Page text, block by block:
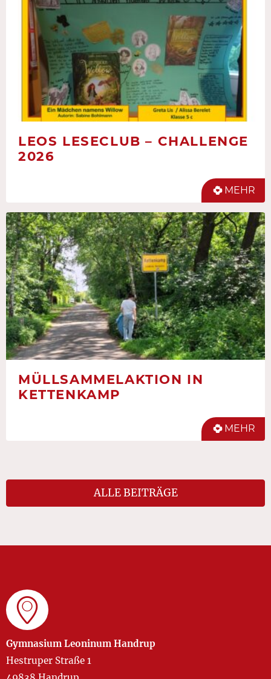
LEOS LESECLUB – CHALLENGE
2026
MEHR
MÜLLSAMMELAKTION IN
KETTENKAMP
MEHR
ALLE BEITRÄGE
Gymnasium Leoninum Handrup
Hestruper Straße 1